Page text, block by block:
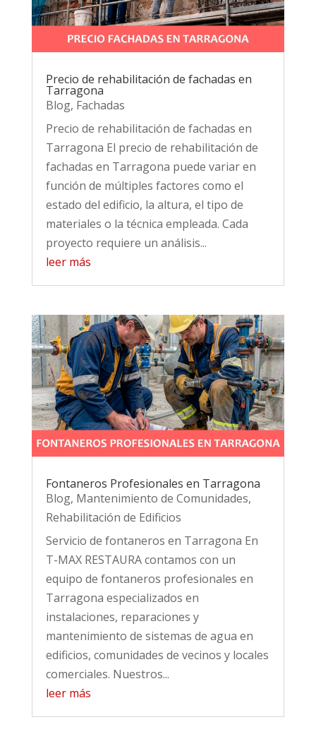
Precio de rehabilitación de fachadas en
Tarragona
Blog, Fachadas
Precio de rehabilitación de fachadas en
Tarragona El precio de rehabilitación de
fachadas en Tarragona puede variar en
función de múltiples factores como el
estado del edificio, la altura, el tipo de
materiales o la técnica empleada. Cada
proyecto requiere un análisis...
leer más
Fontaneros Profesionales en Tarragona
Blog, Mantenimiento de Comunidades,
Rehabilitación de Edificios
Servicio de fontaneros en Tarragona En
T-MAX RESTAURA contamos con un
equipo de fontaneros profesionales en
Tarragona especializados en
instalaciones, reparaciones y
mantenimiento de sistemas de agua en
edificios, comunidades de vecinos y locales
comerciales. Nuestros...
leer más